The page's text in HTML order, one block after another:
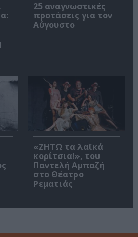
25 αναγνωστικές
προτάσεις για τον
Αύγουστο
«ΖΗΤΩ τα λαϊκά
κορίτσια!», του
Παντελή Αμπαζή
στο Θέατρο
Ρεματιάς